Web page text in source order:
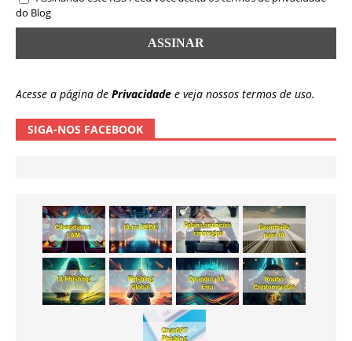
do Blog
Acesse a página de Privacidade e veja nossos termos de uso.
SIGA-NOS FACEBOOK